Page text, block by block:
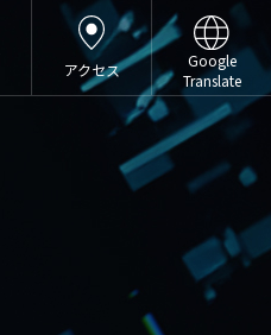
アクセス
Google
Translate